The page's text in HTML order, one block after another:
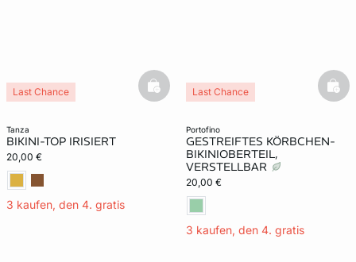
tanza
BIKINI-TOP IRISIERT
20,00 €
3 kaufen, den 4. gratis
Last Chance basketfull
portofino
GESTREIFTES KÖRBCHEN-
BIKINIOBERTEIL,
VERSTELLBAR
20,00 €
3 kaufen, den 4. gratis
Last Chance